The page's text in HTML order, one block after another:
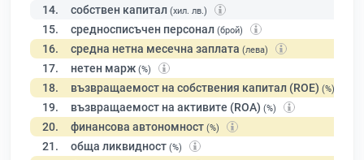
14. собствен капитал (хил. лв.)
15. средносписъчен персонал (брой)
16. средна нетна месечна заплата (лева)
17. нетен марж (%)
18. възвращаемост на собствения капитал (ROE) (%)
19. възвращаемост на активите (ROA) (%)
20. финансова автономност (%)
21. обща ликвидност (%)